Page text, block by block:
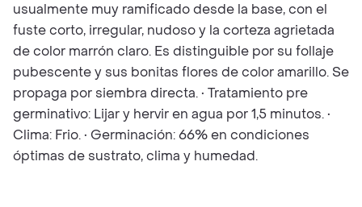
usualmente muy ramificado desde la base, con el
fuste corto, irregular, nudoso y la corteza agrietada
de color marrón claro. Es distinguible por su follaje
pubescente y sus bonitas flores de color amarillo. Se
propaga por siembra directa. • Tratamiento pre
germinativo: Lijar y hervir en agua por 1,5 minutos. •
Clima: Frio. • Germinación: 66% en condiciones
óptimas de sustrato, clima y humedad.